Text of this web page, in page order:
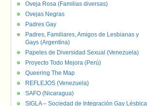
Oveja Rosa (Familias diversas)
Ovejas Negras
Padres Gay
Padres, Familiares, Amigos de Lesbianas y
Gays (Argentina)
Papeles de Diversidad Sexual (Venezuela)
Proyecto Todo Mejora (Perú)
Queering The Map
REFLEJOS (Venezuela)
SAFO (Nicaragua)
SIGLA – Sociedad de Integración Gay Lésbica